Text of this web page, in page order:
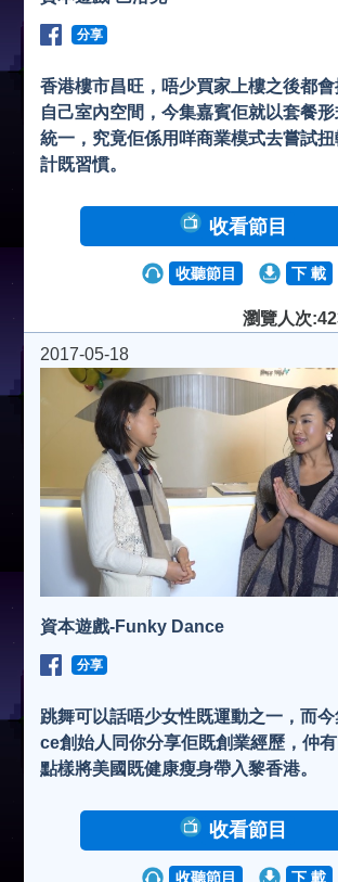
分享
香港樓市昌旺，唔少買家上樓之後都
自己室內空間，今集嘉賓佢就以套餐
統一，究竟佢係用咩商業模式去嘗試
計既習慣。
收看節目
收聽節目 下 載
瀏覽人次
2017-05-18
資本遊戲-Funky Dance
分享
跳舞可以話唔少女性既運動之一，而
ce創始人同你分享佢既創業經歷，仲
點樣將美國既健康瘦身帶入黎香港。
收看節目
收聽節目 下 載